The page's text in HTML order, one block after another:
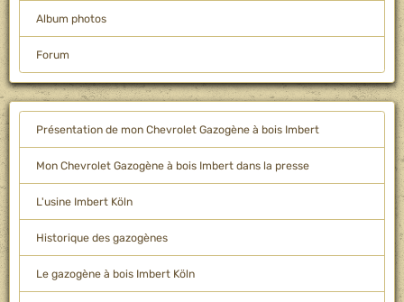
Album photos
Forum
Présentation de mon Chevrolet Gazogène à bois Imbert
Mon Chevrolet Gazogène à bois Imbert dans la presse
L'usine Imbert Köln
Historique des gazogènes
Le gazogène à bois Imbert Köln